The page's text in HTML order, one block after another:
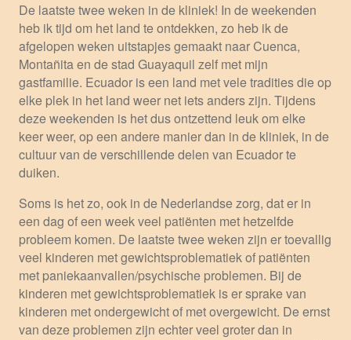
De laatste twee weken in de kliniek! In de weekenden
heb ik tijd om het land te ontdekken, zo heb ik de
afgelopen weken uitstapjes gemaakt naar Cuenca,
Montañita en de stad Guayaquil zelf met mijn
gastfamilie. Ecuador is een land met vele tradities die op
elke plek in het land weer net iets anders zijn. Tijdens
deze weekenden is het dus ontzettend leuk om elke
keer weer, op een andere manier dan in de kliniek, in de
cultuur van de verschillende delen van Ecuador te
duiken.
Soms is het zo, ook in de Nederlandse zorg, dat er in
een dag of een week veel patiënten met hetzelfde
probleem komen. De laatste twee weken zijn er toevallig
veel kinderen met gewichtsproblematiek of patiënten
met paniekaanvallen/psychische problemen. Bij de
kinderen met gewichtsproblematiek is er sprake van
kinderen met ondergewicht of met overgewicht. De ernst
van deze problemen zijn echter veel groter dan in